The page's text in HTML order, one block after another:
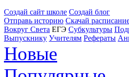
Создай сайт школе Создай блог
Отправь историю Скачай
Вокруг Света ЕГЭ Субкультуры
Выпускнику Учителям Рефераты
Новые